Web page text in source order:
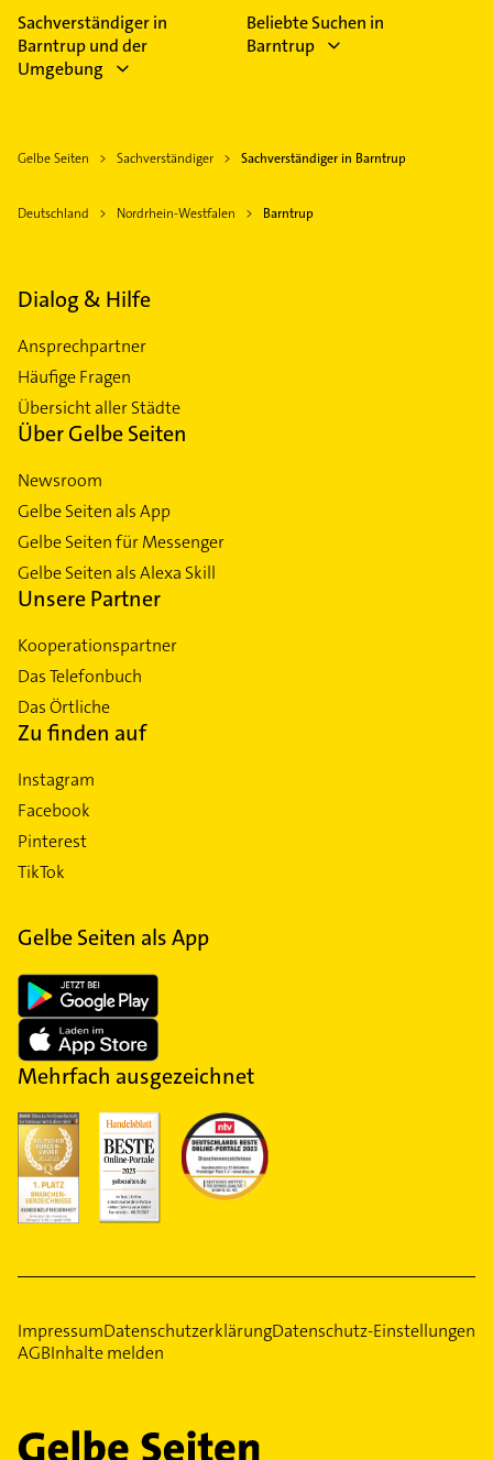
Feiertagen abweichen können.
Sachverständiger in
Barntrup und der
Umgebung
Beliebte Suchen in
Barntrup
Gelbe Seiten Sachverständiger Sachverständiger in Barntrup
Deutschland Nordrhein-Westfalen Barntrup
Dialog & Hilfe
Ansprechpartner
Häufige Fragen
Übersicht aller Städte
Über Gelbe Seiten
Newsroom
Gelbe Seiten als App
Gelbe Seiten für Messenger
Gelbe Seiten als Alexa Skill
Unsere Partner
Kooperationspartner
Das Telefonbuch
Das Örtliche
Zu finden auf
Instagram
Facebook
Pinterest
TikTok
Gelbe Seiten als App
Mehrfach ausgezeichnet
ImpressumDatenschutzerklärungDatenschutz-Einstellungen
AGBInhalte melden